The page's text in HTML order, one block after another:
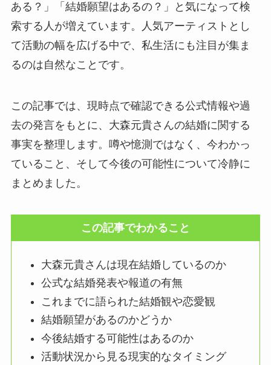
ある？」「結婚願望はあるの？」と気になって検
索する人が増えています。人気アーティストとし
て活動の幅を広げる中で、私生活にも注目が集ま
るのは自然なことです。
この記事では、現時点で確認できる公式情報や過
去の発言をもとに、大森元貴さんの結婚に関する
事実を整理します。噂や憶測ではなく、今わかっ
ていること、そして今後の可能性について冷静に
まとめました。
この記事でわかること
大森元貴さんは現在結婚しているのか
公式な結婚発表や報道の有無
これまでに語られた結婚観や恋愛観
結婚願望があるのかどうか
今後結婚する可能性はあるのか
活動状況から見る現実的なタイミング